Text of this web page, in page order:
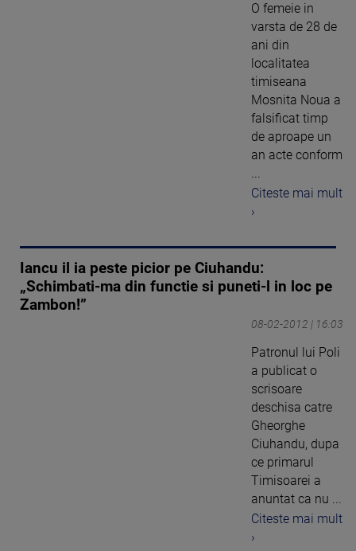
O femeie in
varsta de 28 de
ani din
localitatea
timiseana
Mosnita Noua a
falsificat timp
de aproape un
an acte conform
...
Citeste mai mult
›
Iancu il ia peste picior pe Ciuhandu:
„Schimbati-ma din functie si puneti-l in loc pe
Zambon!”
08-02-2012 | 16:03
Patronul lui Poli
a publicat o
scrisoare
deschisa catre
Gheorghe
Ciuhandu, dupa
ce primarul
Timisoarei a
anuntat ca nu ...
Citeste mai mult
›